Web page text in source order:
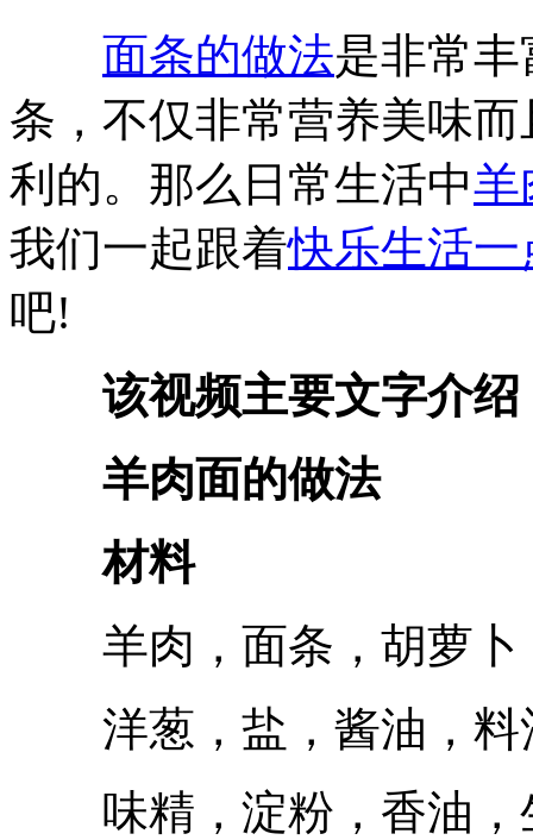
面条的做法是非常
条，不仅非常营养美味
利的。那么日常生活中羊
我们一起跟着快乐生活
吧!
该视频主要文字介绍
羊肉面的做法
材料
羊肉，面条，胡萝卜
洋葱，盐，酱油，料
味精，淀粉，香油，